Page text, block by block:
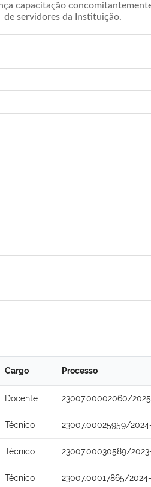
capacitação
de servidores da Instituição.
Cargo Processo
Docente 23007.00002060/
Técnico 23007.00025959/
Técnico 23007.00030589/
Técnico 23007.00017865/